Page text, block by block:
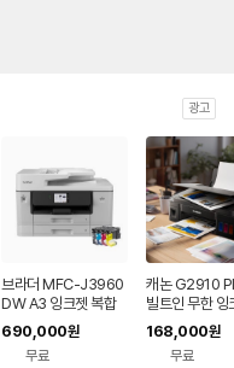
광고
브라더 MFC-J3960
DW A3 잉크젯 복합
기 팩스 인쇄 복사 스캔
자동양면인쇄 WIFI
690,000원
무료
캐논 G2910
빌트인 무한 잉
합기 가정용 프
크포함
168,000원
무료